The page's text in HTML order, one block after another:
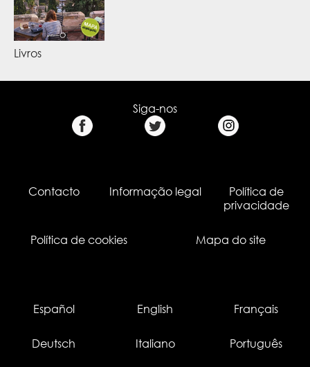
Livros
Siga-nos
Contacto Informação legal
Política de
privacidade
Política de cookies Mapa do site
Español English Français
Deutsch Italiano Português